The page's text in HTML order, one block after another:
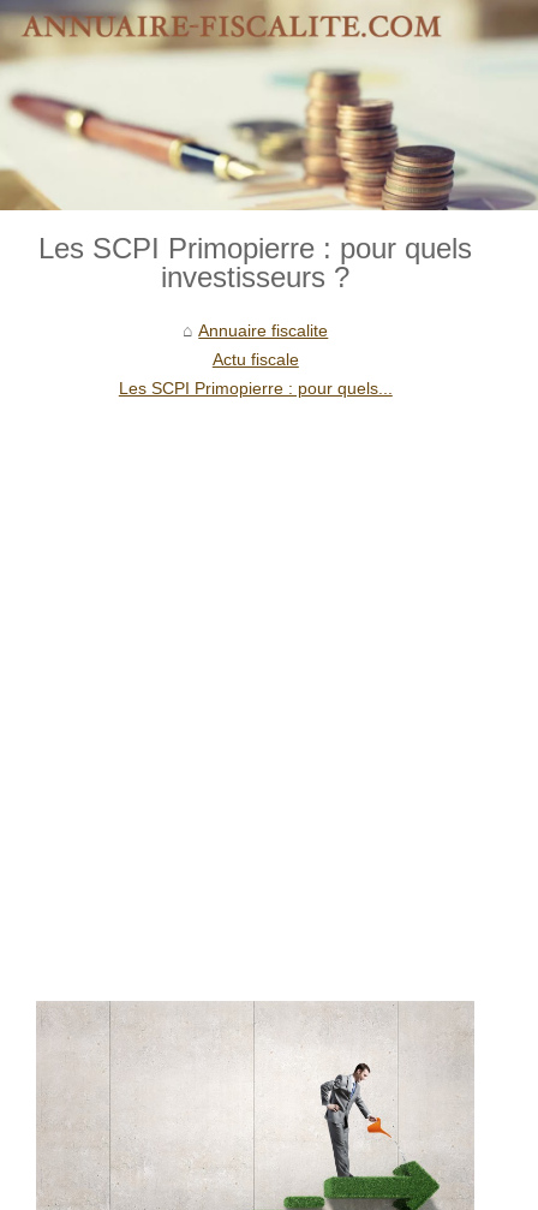
Les SCPI Primopierre : pour quels
investisseurs ?
Annuaire fiscalite
Actu fiscale
Les SCPI Primopierre : pour quels...